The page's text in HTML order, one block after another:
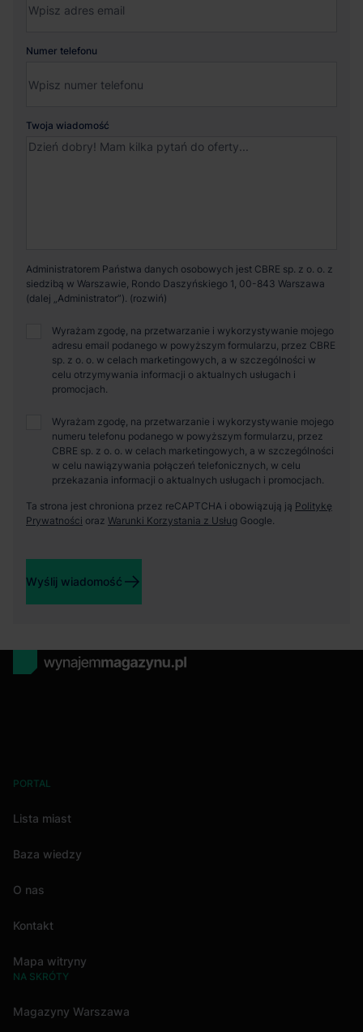
Numer telefonu
Twoja wiadomość
Administratorem Państwa danych osobowych jest CBRE sp. z o. o. z
siedzibą w Warszawie, Rondo Daszyńskiego 1, 00-843 Warszawa
(dalej „Administrator”).
Wyrażam zgodę, na przetwarzanie i wykorzystywanie mojego
adresu email podanego w powyższym formularzu, przez CBRE
sp. z o. o. w celach marketingowych, a w szczególności w
celu otrzymywania informacji o aktualnych usługach i
promocjach.
Wyrażam zgodę, na przetwarzanie i wykorzystywanie mojego
numeru telefonu podanego w powyższym formularzu, przez
CBRE sp. z o. o. w celach marketingowych, a w szczególności
w celu nawiązywania połączeń telefonicznych, w celu
przekazania informacji o aktualnych usługach i promocjach.
Ta strona jest chroniona przez reCAPTCHA i obowiązują ją Politykę
Prywatności oraz Warunki Korzystania z Usług Google.
Wyślij wiadomość
PORTAL
Lista miast
Baza wiedzy
O nas
Kontakt
Mapa witryny
NA SKRÓTY
Magazyny Warszawa